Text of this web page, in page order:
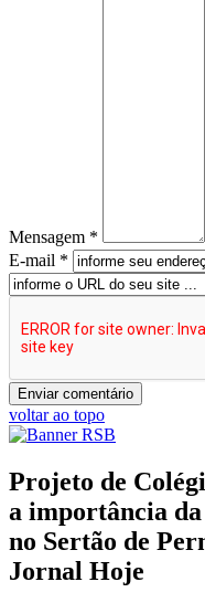
Mensagem *
E-mail *
voltar ao topo
Projeto de
a importância
no Sertão de
Jornal Hoje